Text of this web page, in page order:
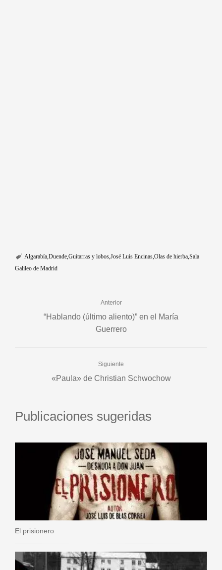
Algarabía Duende Guitarras y lobos José Luis Encinas Olas de hierba Sala
Galileo de Madrid
Anterior
“Hablando (último aliento)” en el María
Guerrero
Siguiente
«Paula» de Christian Schwochow
Publicaciones sugeridas
El prisionero